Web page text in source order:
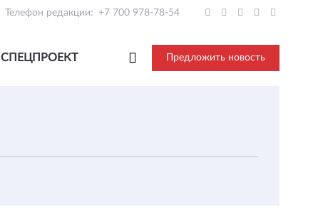
Телефон редакции: +7 700 978-78-54
СПЕЦПРОЕКТ Предложить новость